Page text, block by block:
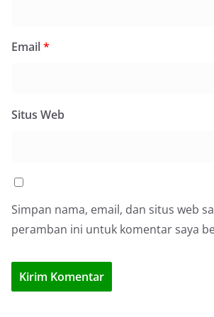
Email*
Situs Web
Simpan nama, email, dan situs web
peramban ini untuk komentar saya